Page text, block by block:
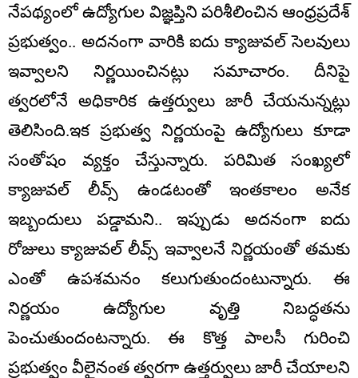
నేపథ్యంలో ఉద్యోగుల విజ్ఞప్తిని పరిశీలించిన ఆంధ్రప్రదేశ్
ప్రభుత్వం.. అదనంగా వారికి ఐదు క్యాజువల్ సెలవులు
ఇవ్వాలని నిర్ణయించినట్లు సమాచారం. దీనిపై
త్వరలోనే అధికారిక ఉత్తర్వులు జారీ చేయనున్నట్లు
తెలిసింది.ఇక ప్రభుత్వ నిర్ణయంపై ఉద్యోగులు కూడా
సంతోషం వ్యక్తం చేస్తున్నారు. పరిమిత సంఖ్యలో
క్యాజువల్ లీవ్స్ ఉండటంతో ఇంతకాలం అనేక
ఇబ్బందులు పడ్డామని.. ఇప్పుడు అదనంగా ఐదు
రోజులు క్యాజువల్ లీవ్స్ ఇవ్వాలనే నిర్ణయంతో తమకు
ఎంతో ఉపశమనం కలుగుతుందంటున్నారు. ఈ
నిర్ణయం ఉద్యోగుల వృత్తి నిబద్ధతను
పెంచుతుందంటన్నారు. ఈ కొత్త పాలసీ గురించి
ప్రభుత్వం వీలైనంత త్వరగా ఉత్తర్వులు జారీ చేయాలని